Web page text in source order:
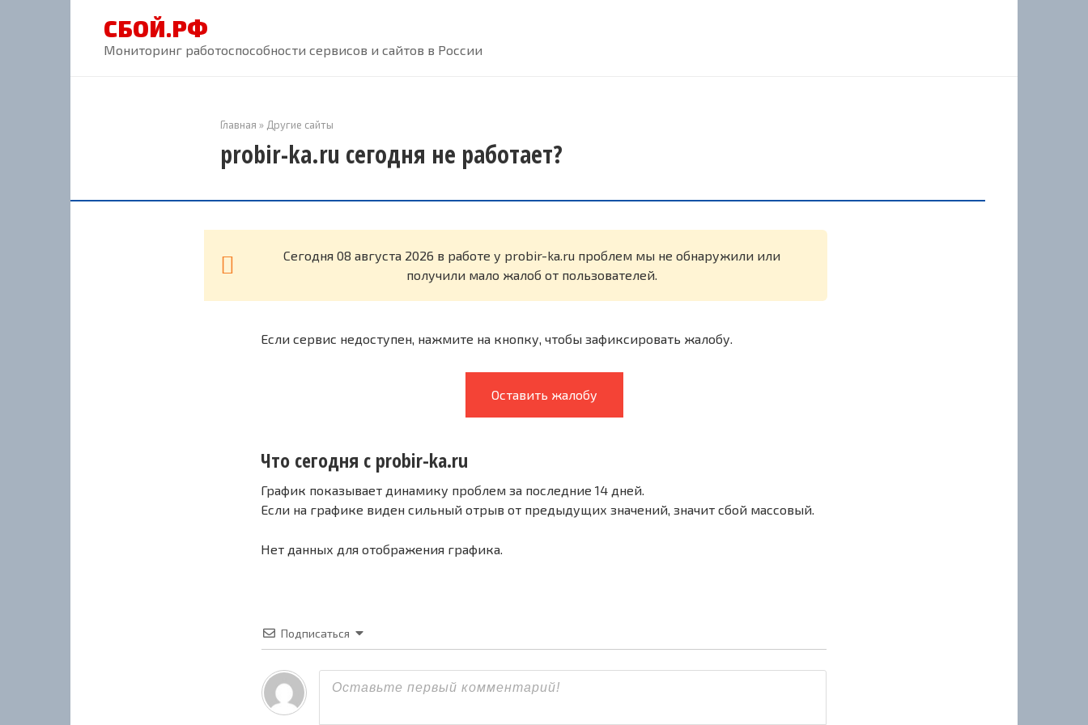
СБОЙ.РФ
Мониторинг работоспособности сервисов и сайтов в России
Главная » Другие сайты
probir-ka.ru сегодня не работает?
Cегодня 08 августа 2026 в работе у probir-ka.ru проблем мы не обнаружили или
получили мало жалоб от пользователей.
Если сервис недоступен, нажмите на кнопку, чтобы зафиксировать жалобу.
Оставить жалобу
Что сегодня с probir-ka.ru
График показывает динамику проблем за последние 14 дней.
Если на графике виден сильный отрыв от предыдущих значений, значит сбой массовый.
Нет данных для отображения графика.
Подписаться